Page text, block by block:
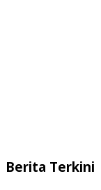
Berita Terkini